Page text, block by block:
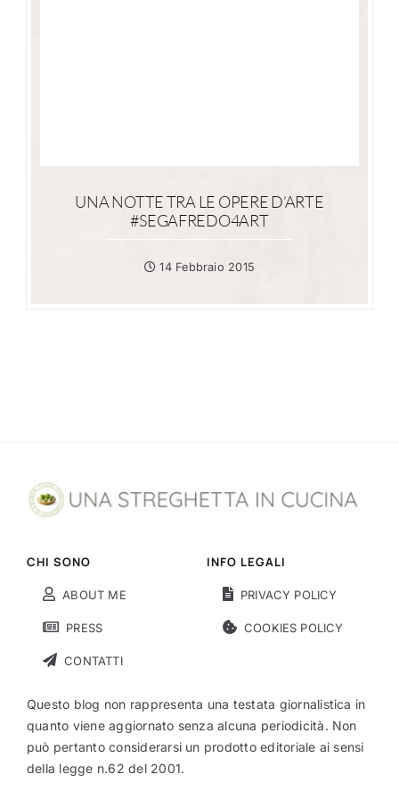
UNA NOTTE TRA LE OPERE D’ARTE
#SEGAFREDO4ART
14 Febbraio 2015
CHI SONO
ABOUT ME
PRESS
CONTATTI
INFO LEGALI
PRIVACY POLICY
COOKIES POLICY
Questo blog non rappresenta una testata giornalistica in
quanto viene aggiornato senza alcuna periodicità. Non
può pertanto considerarsi un prodotto editoriale ai sensi
della legge n.62 del 2001.